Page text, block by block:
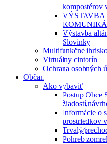
kompostérov
VÝSTAVBA
Výstavba
Slovinky
Multifunkčné ihrisko
Virtuálny cintorín
Ochrana osobných
Občan
Ako vybaviť
Postup Obce
Informácie o
prostriedkov
Pohreb